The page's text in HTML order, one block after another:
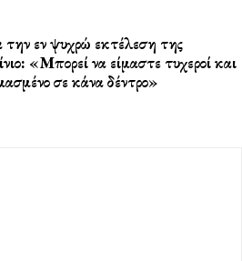
εν ψυχρώ εκτέλεση της
«Μπορεί να είμαστε τυχεροί και
σε κάνα δέντρο»